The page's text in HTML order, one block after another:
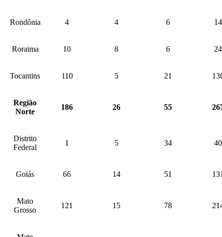
Rondônia 4 4 6 14
Roraima 10 8 6 24
Tocantins 110 5 21
Região
Norte
186 26 55
Distrito
Federal
1 5 34 40
Goiás 66 14 51
Mato
Grosso
121 15 78